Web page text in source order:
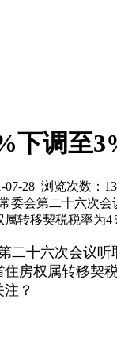
下调至
07-28 浏览次数：
委会第二十六次
转移契税税率为
二十六次会议
房权属转移契
？